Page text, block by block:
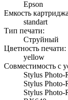
Epson
Емкость
standart
Тип печати:
Струйный
Цветность печати:
yellow
Совместимость с
Stylus Photo-
Stylus
Stylus